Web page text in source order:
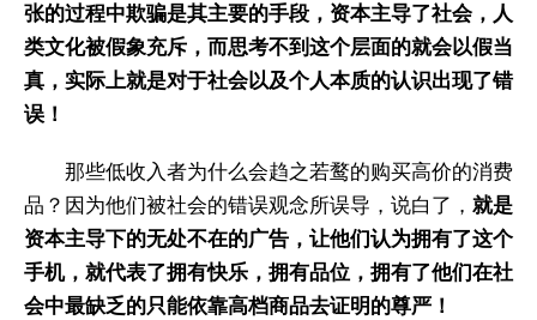
张的过程中欺骗是其主要的手段，资本主导了社会，人
类文化被假象充斥，而思考不到这个层面的就会以假当
真，实际上就是对于社会以及个人本质的认识出现了错
误！
那些低收入者为什么会趋之若鹜的购买高价的消费
品？因为他们被社会的错误观念所误导，说白了， 就是
资本主导下的无处不在的广告，让他们认为拥有了这个
手机，就代表了拥有快乐，拥有品位，拥有了他们在社
会中最缺乏的只能依靠高档商品去证明的尊严！